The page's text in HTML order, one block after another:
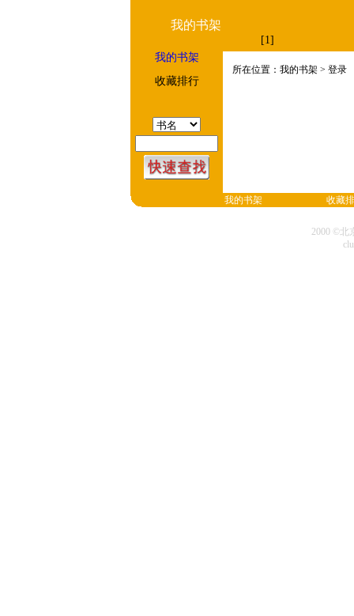
我的书架
[1]
我的书架
收藏排行
所在位置：我的书架 > 登录
我的书架 收藏
2000 ©北